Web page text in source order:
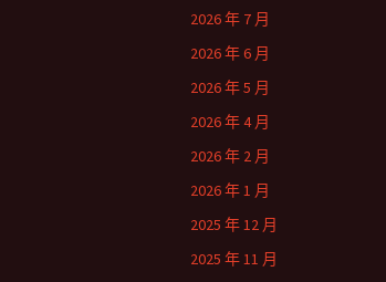
2026 年 7 月
2026 年 6 月
2026 年 5 月
2026 年 4 月
2026 年 2 月
2026 年 1 月
2025 年 12 月
2025 年 11 月